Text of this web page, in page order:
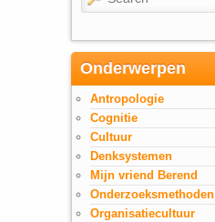
Onderwerpen
Antropologie
Cognitie
Cultuur
Denksystemen
Mijn vriend Berend
Onderzoeksmethoden
Organisatiecultuur